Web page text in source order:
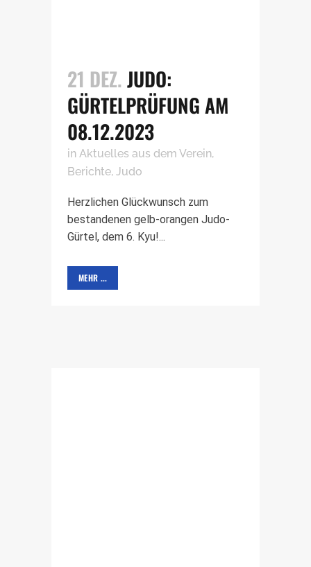
21 DEZ. JUDO:
GÜRTELPRÜFUNG AM
08.12.2023
in Aktuelles aus dem Verein,
Berichte, Judo
Herzlichen Glückwunsch zum
bestandenen gelb-orangen Judo-
Gürtel, dem 6. Kyu!...
MEHR ...